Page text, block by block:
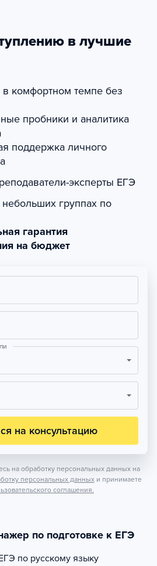
в лучшие
комфортном темпе без
пробники и аналитика
поддержка личного
эксперты ЕГЭ
группах по
гарантия
на бюджет
на консультацию
на обработку персональных данных на
персональных данных и принимаете
соглашения.
по подготовке к ЕГЭ
по русскому языку